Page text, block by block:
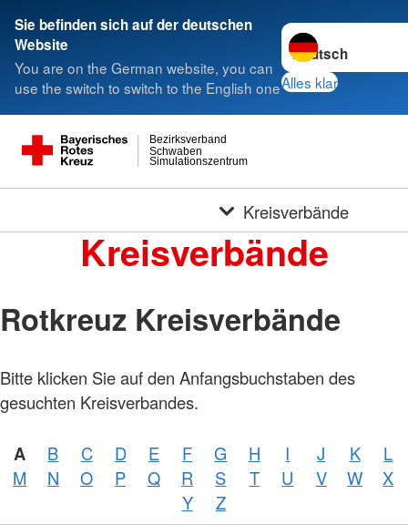
Sie befinden sich auf der deutschen
Website
You are on the German website, you can
use the switch to switch to the English one
Sprache wechseln
Alles klar
Simulationszentrum
Schwaben
Bezirksverband
Kreisverbände
Kreisverbände
Rotkreuz Kreisverbände
Bitte klicken Sie auf den Anfangsbuchstaben des
gesuchten Kreisverbandes.
A B C D E F G H I J K
L
M
N O P Q R S T U V W
X
Y
Z